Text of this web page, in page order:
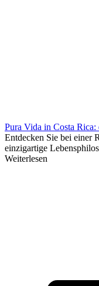
Pura Vida in Costa Rica:
Entdecken Sie bei einer
einzigartige
Weiterlesen